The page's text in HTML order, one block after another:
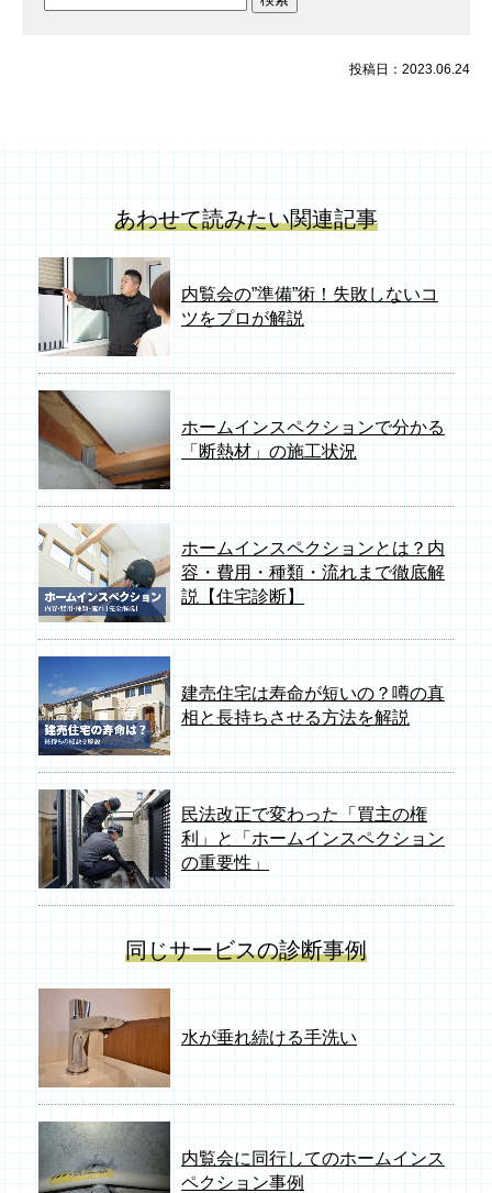
投稿日：2023.06.24
あわせて読みたい関連記事
内覧会の”準備”術！失敗しないコ
ツをプロが解説
ホームインスペクションで分かる
「断熱材」の施工状況
ホームインスペクションとは？内
容・費用・種類・流れまで徹底解
説【住宅診断】
建売住宅は寿命が短いの？噂の真
相と長持ちさせる方法を解説
民法改正で変わった「買主の権
利」と「ホームインスペクション
の重要性」
同じサービスの診断事例
水が垂れ続ける手洗い
内覧会に同行してのホームインス
ペクション事例